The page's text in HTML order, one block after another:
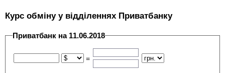
Курс обміну у відділеннях Приватбанку
Приватбанк на 11.06.2018
=